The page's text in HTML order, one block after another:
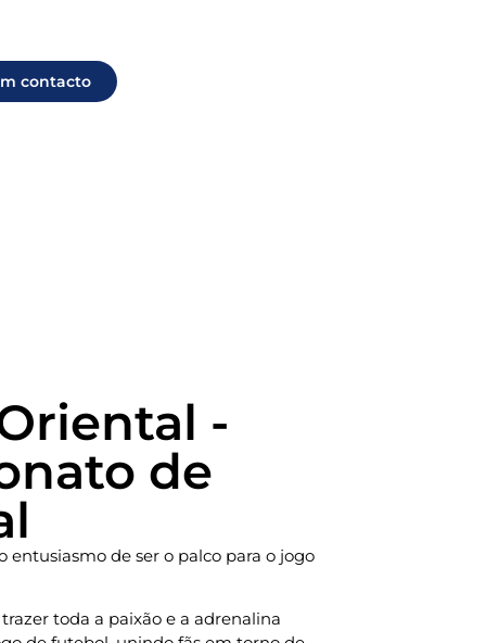
contacto
-
de
entusiasmo de ser o palco para o jogo
toda a paixão e a adrenalina